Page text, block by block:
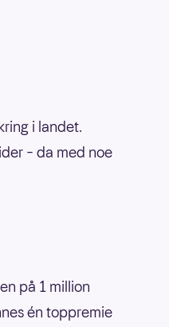
i landet.
– da med noe
på 1 million
én toppremie